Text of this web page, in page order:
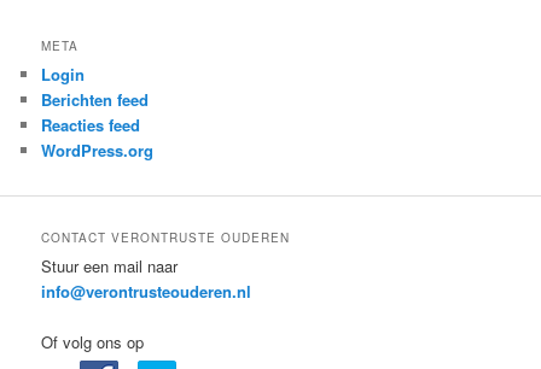
META
Login
Berichten feed
Reacties feed
WordPress.org
CONTACT VERONTRUSTE OUDEREN
Stuur een mail naar
info@verontrusteouderen.nl
Of volg ons op